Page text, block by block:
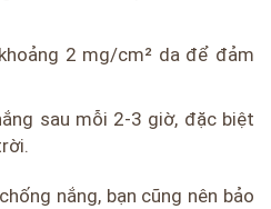
2 mg/cm² da để đảm
sau mỗi 2-3 giờ, đặc biệt
nắng, bạn cũng nên bảo